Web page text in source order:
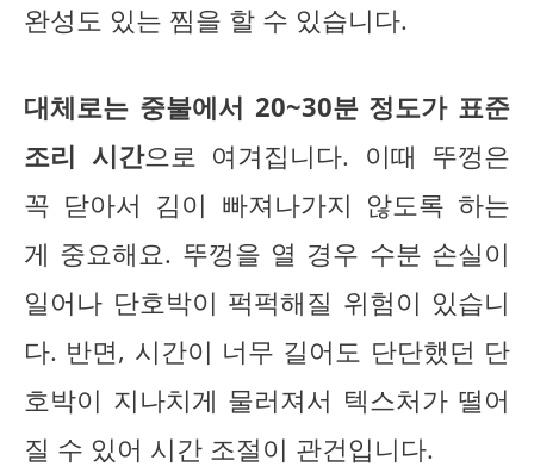
완성도 있는 찜을 할 수 있습니다.
대체로는 중불에서 20~30분 정도가 표준
조리 시간으로 여겨집니다. 이때 뚜껑은
꼭 닫아서 김이 빠져나가지 않도록 하는
게 중요해요. 뚜껑을 열 경우 수분 손실이
일어나 단호박이 퍽퍽해질 위험이 있습니
다. 반면, 시간이 너무 길어도 단단했던 단
호박이 지나치게 물러져서 텍스처가 떨어
질 수 있어 시간 조절이 관건입니다.